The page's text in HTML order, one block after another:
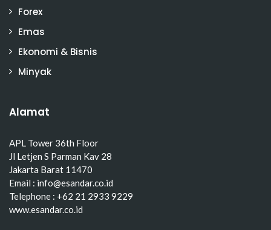
Forex
Emas
Ekonomi & Bisnis
Minyak
Alamat
APL Tower 36th Floor
Jl Letjen S Parman Kav 28
Jakarta Barat 11470
Email : info@esandar.co.id
Telephone : +62 21 2933 9229
www.esandar.co.id